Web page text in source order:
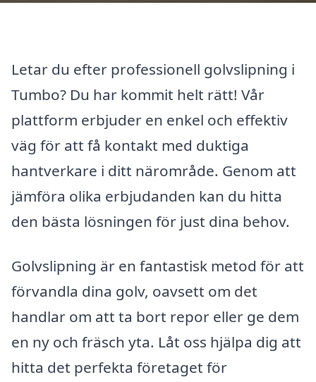
Letar du efter professionell golvslipning i
Tumbo? Du har kommit helt rätt! Vår
plattform erbjuder en enkel och effektiv
väg för att få kontakt med duktiga
hantverkare i ditt närområde. Genom att
jämföra olika erbjudanden kan du hitta
den bästa lösningen för just dina behov.
Golvslipning är en fantastisk metod för att
förvandla dina golv, oavsett om det
handlar om att ta bort repor eller ge dem
en ny och fräsch yta. Låt oss hjälpa dig att
hitta det perfekta företaget för